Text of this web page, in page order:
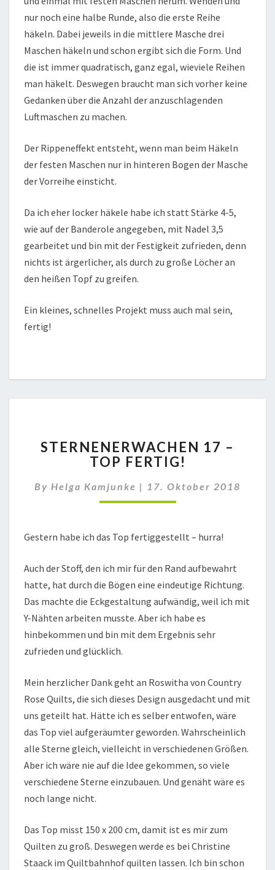
nur noch eine halbe Runde, also die erste Reihe
häkeln. Dabei jeweils in die mittlere Masche drei
Maschen häkeln und schon ergibt sich die Form. Und
die ist immer quadratisch, ganz egal, wieviele Reihen
man häkelt. Deswegen braucht man sich vorher keine
Gedanken über die Anzahl der anzuschlagenden
Luftmaschen zu machen.
Der Rippeneffekt entsteht, wenn man beim Häkeln
der festen Maschen nur in hinteren Bogen der Masche
der Vorreihe einsticht.
Da ich eher locker häkele habe ich statt Stärke 4-5,
wie auf der Banderole angegeben, mit Nadel 3,5
gearbeitet und bin mit der Festigkeit zufrieden, denn
nichts ist ärgerlicher, als durch zu große Löcher an
den heißen Topf zu greifen.
Ein kleines, schnelles Projekt muss auch mal sein,
fertig!
17
–
FERTIG!
STERNENERWACHEN 17 –
TOP FERTIG!
By Helga Kamjunke | 17. Oktober 2018
Gestern habe ich das Top fertiggestellt – hurra!
Auch der Stoff, den ich mir für den Rand aufbewahrt
hatte, hat durch die Bögen eine eindeutige Richtung.
Das machte die Eckgestaltung aufwändig, weil ich mit
Y-Nähten arbeiten musste. Aber ich habe es
hinbekommen und bin mit dem Ergebnis sehr
zufrieden und glücklich.
Mein herzlicher Dank geht an Roswitha von Country
Rose Quilts, die sich dieses Design ausgedacht und mit
uns geteilt hat. Hätte ich es selber entwofen, wäre
das Top viel aufgeräumter geworden. Wahrscheinlich
alle Sterne gleich, vielleicht in verschiedenen Größen.
Aber ich wäre nie auf die Idee gekommen, so viele
verschiedene Sterne einzubauen. Und genäht wäre es
noch lange nicht.
Das Top misst 150 x 200 cm, damit ist es mir zum
Quilten zu groß. Deswegen werde es bei Christine
Staack im Quiltbahnhof quilten lassen. Ich bin schon